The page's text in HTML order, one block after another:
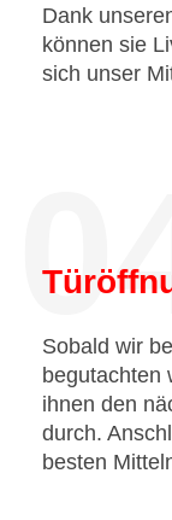
Dank
können sie
sich unser
Sobald wir
begutachten
ihnen den
durch.
besten